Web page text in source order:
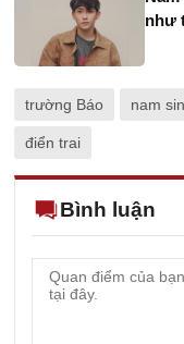
như
trường Báo nam
điển trai
Bình luận